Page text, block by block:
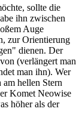
sollte die
ihn zwischen
Auge
zur Orientierung
dienen. Der
(verlängert man
man ihn). Wer
hellen Stern
Komet Neowise
höher als der